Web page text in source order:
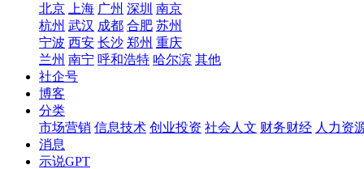
北京
上海 广州 深圳 南京
杭州 武汉 成都 合肥 苏州
宁波 西安 长沙 郑州 重庆
兰州 南宁 呼和浩特 哈尔滨 其他
社企号
博客
分类
市场营销 信息技术 创业投资 社会人文 财务财经 人力资
消息
示说GPT